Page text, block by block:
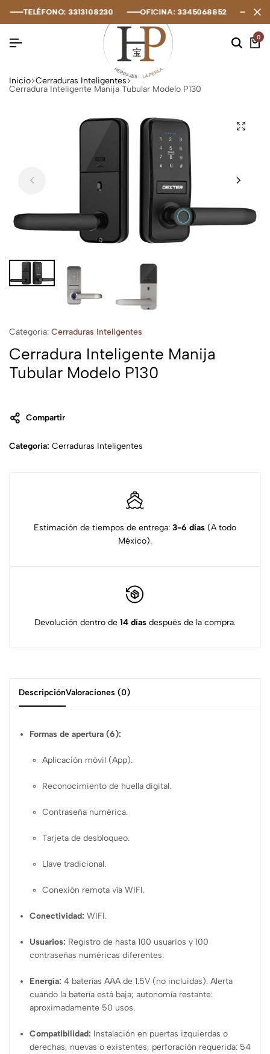
TELÉFONO: 3313108230 OFICINA: 3345068852
TELÉFONO: 3313108230 OFICINA: 3345068852
TELÉFONO: 3313108230 OFICINA: 3345068852
0
Inicio Cerraduras Inteligentes
Cerradura Inteligente Manija Tubular Modelo P130
Categoria: Cerraduras Inteligentes
Cerradura Inteligente Manija
Tubular Modelo P130
Compartir
Categoria: Cerraduras Inteligentes
Estimación de tiempos de entrega: 3-6 días (A todo
México).
Devolución dentro de 14 días después de la compra.
DescripciónValoraciones (0)
Formas de apertura (6):
Aplicación móvil (App).
Reconocimiento de huella digital.
Contraseña numérica.
Tarjeta de desbloqueo.
Llave tradicional.
Conexión remota vía WIFI.
Conectividad: WIFI.
Usuarios: Registro de hasta 100 usuarios y 100
contraseñas numéricas diferentes.
Energía: 4 baterías AAA de 1.5V (no incluidas). Alerta
cuando la batería está baja; autonomía restante:
aproximadamente 50 usos.
Compatibilidad: Instalación en puertas izquierdas o
derechas, nuevas o existentes, perforación requerida: 54